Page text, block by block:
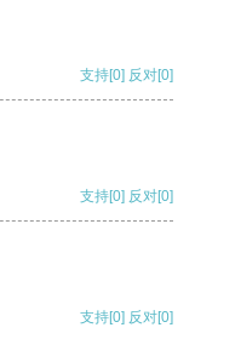
支持[0] 反对[0]
支持[0] 反对[0]
支持[0] 反对[0]